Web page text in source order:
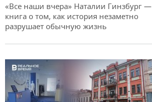
«Все наши вчера» Наталии Гинзбург —
книга о том, как история незаметно
разрушает обычную жизнь